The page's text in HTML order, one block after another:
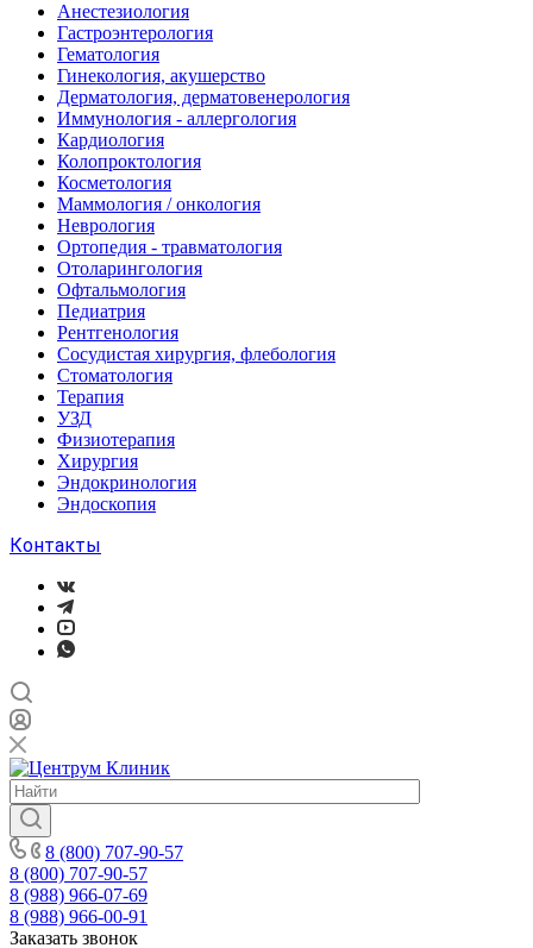
Анестезиология
Гастроэнтерология
Гематология
Гинекология, акушерство
Дерматология, дерматовенерология
Иммунология - аллергология
Кардиология
Колопроктология
Косметология
Маммология / онкология
Неврология
Ортопедия - травматология
Отоларингология
Офтальмология
Педиатрия
Рентгенология
Сосудистая хирургия, флебология
Стоматология
Терапия
УЗД
Физиотерапия
Хирургия
Эндокринология
Эндоскопия
Контакты
8 (800) 707-90-57
8 (800) 707-90-57
8 (988) 966-07-69
8 (988) 966-00-91
Заказать звонок